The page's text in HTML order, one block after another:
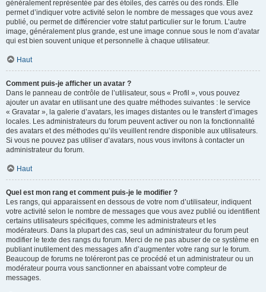
généralement représentée par des étoiles, des carrés ou des ronds. Elle
permet d’indiquer votre activité selon le nombre de messages que vous avez
publié, ou permet de différencier votre statut particulier sur le forum. L’autre
image, généralement plus grande, est une image connue sous le nom d’avatar
qui est bien souvent unique et personnelle à chaque utilisateur.
Haut
Comment puis-je afficher un avatar ?
Dans le panneau de contrôle de l’utilisateur, sous « Profil », vous pouvez
ajouter un avatar en utilisant une des quatre méthodes suivantes : le service
« Gravatar », la galerie d’avatars, les images distantes ou le transfert d’images
locales. Les administrateurs du forum peuvent activer ou non la fonctionnalité
des avatars et des méthodes qu’ils veuillent rendre disponible aux utilisateurs.
Si vous ne pouvez pas utiliser d’avatars, nous vous invitons à contacter un
administrateur du forum.
Haut
Quel est mon rang et comment puis-je le modifier ?
Les rangs, qui apparaissent en dessous de votre nom d’utilisateur, indiquent
votre activité selon le nombre de messages que vous avez publié ou identifient
certains utilisateurs spécifiques, comme les administrateurs et les
modérateurs. Dans la plupart des cas, seul un administrateur du forum peut
modifier le texte des rangs du forum. Merci de ne pas abuser de ce système en
publiant inutilement des messages afin d’augmenter votre rang sur le forum.
Beaucoup de forums ne toléreront pas ce procédé et un administrateur ou un
modérateur pourra vous sanctionner en abaissant votre compteur de
messages.